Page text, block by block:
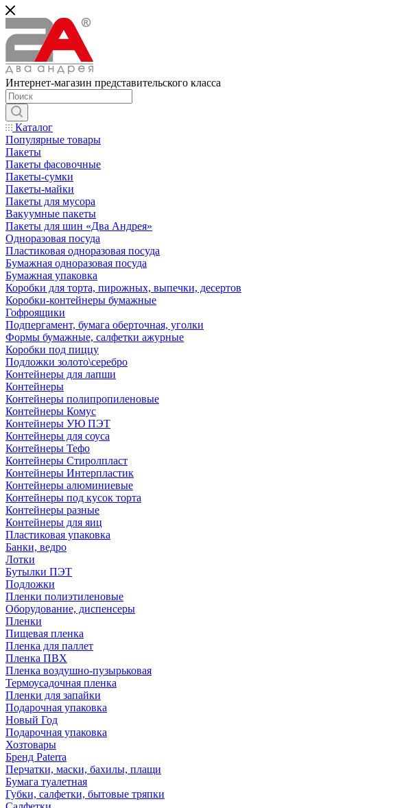
Интернет-магазин представительского класса
Каталог
Популярные товары
Пакеты
Пакеты фасовочные
Пакеты-сумки
Пакеты-майки
Пакеты для мусора
Вакуумные пакеты
Пакеты для шин «Два Андрея»
Одноразовая посуда
Пластиковая одноразовая посуда
Бумажная одноразовая посуда
Бумажная упаковка
Коробки для торта, пирожных, выпечки, десертов
Коробки-контейнеры бумажные
Гофроящики
Подпергамент, бумага оберточная, уголки
Формы бумажные, салфетки ажурные
Коробки под пиццу
Подложки золото\серебро
Контейнеры для лапши
Контейнеры
Контейнеры полипропиленовые
Контейнеры Комус
Контейнеры УЮ ПЭТ
Контейнеры для соуса
Контейнеры Тефо
Контейнеры Стиролпласт
Контейнеры Интерпластик
Контейнеры алюминиевые
Контейнеры под кусок торта
Контейнеры разные
Контейнеры для яиц
Пластиковая упаковка
Банки, ведро
Лотки
Бутылки ПЭТ
Подложки
Пленки полиэтиленовые
Оборудование, диспенсеры
Пленки
Пищевая пленка
Пленка для паллет
Пленка ПВХ
Пленка воздушно-пузырьковая
Термоусадочная пленка
Пленки для запайки
Подарочная упаковка
Новый Год
Подарочная упаковка
Хозтовары
Бренд Paterra
Перчатки, маски, бахилы, плащи
Бумага туалетная
Губки, салфетки, бытовые тряпки